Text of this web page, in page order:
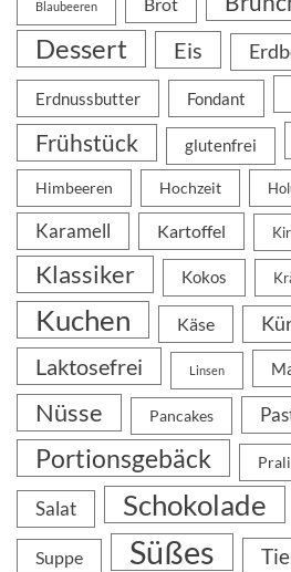
Blaubeeren
Dessert Eis
Erdnussbutter Fondant
Frühstück glutenfrei
Himbeeren Hochzeit
Karamell Kartoffel
Klassiker Kokos
Kuchen Käse
Laktosefrei Linsen
Nüsse Pancakes
Portionsgebäck
Salat Schokolade
Suppe Süßes